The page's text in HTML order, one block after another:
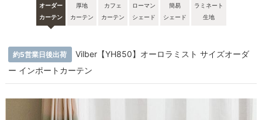
オーダー
カーテン
厚地
カーテン
カフェ
カーテン
ローマン
シェード
簡易
シェード
ラミネート
生地
約5営業日後出荷
Vilber【YH850】オーロラミスト サイズオーダ
ー インポートカーテン